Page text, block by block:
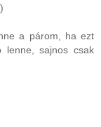
a párom, ha ezt
lenne, sajnos csak